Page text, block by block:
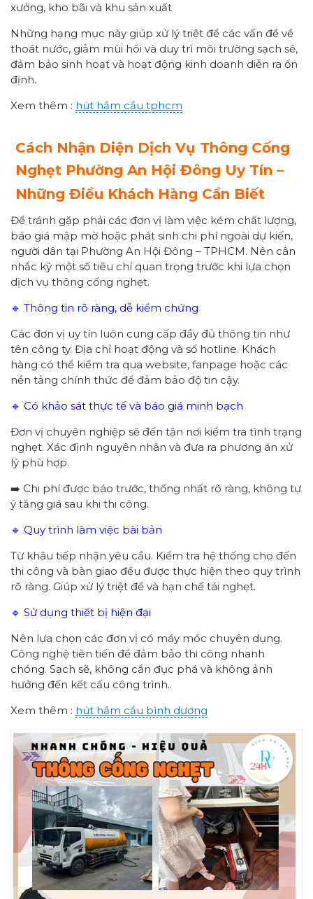
xưởng, kho bãi và khu sản xuất
Những hạng mục này giúp xử lý triệt để các vấn đề về
thoát nước, giảm mùi hôi và duy trì môi trường sạch sẽ,
đảm bảo sinh hoạt và hoạt động kinh doanh diễn ra ổn
định.
Xem thêm : hút hầm cầu tphcm
Cách Nhận Diện Dịch Vụ Thông Cống
Nghẹt Phường An Hội Đông Uy Tín –
Những Điều Khách Hàng Cần Biết
Để tránh gặp phải các đơn vị làm việc kém chất lượng,
báo giá mập mờ hoặc phát sinh chi phí ngoài dự kiến,
người dân tại Phường An Hội Đông – TPHCM. Nên cân
nhắc kỹ một số tiêu chí quan trọng trước khi lựa chọn
dịch vụ thông cống nghẹt.
🔹 Thông tin rõ ràng, dễ kiểm chứng
Các đơn vị uy tín luôn cung cấp đầy đủ thông tin như
tên công ty. Địa chỉ hoạt động và số hotline. Khách
hàng có thể kiểm tra qua website, fanpage hoặc các
nền tảng chính thức để đảm bảo độ tin cậy.
🔹 Có khảo sát thực tế và báo giá minh bạch
Đơn vị chuyên nghiệp sẽ đến tận nơi kiểm tra tình trạng
nghẹt. Xác định nguyên nhân và đưa ra phương án xử
lý phù hợp.
➡️ Chi phí được báo trước, thống nhất rõ ràng, không tự
ý tăng giá sau khi thi công.
🔹 Quy trình làm việc bài bản
Từ khâu tiếp nhận yêu cầu. Kiểm tra hệ thống cho đến
thi công và bàn giao đều được thực hiện theo quy trình
rõ ràng. Giúp xử lý triệt để và hạn chế tái nghẹt.
🔹 Sử dụng thiết bị hiện đại
Nên lựa chọn các đơn vị có máy móc chuyên dụng.
Công nghệ tiên tiến để đảm bảo thi công nhanh
chóng. Sạch sẽ, không cần đục phá và không ảnh
hưởng đến kết cấu công trình..
Xem thêm : hút hầm cầu bình dương